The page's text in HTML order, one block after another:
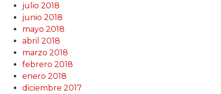
julio 2018
junio 2018
mayo 2018
abril 2018
marzo 2018
febrero 2018
enero 2018
diciembre 2017